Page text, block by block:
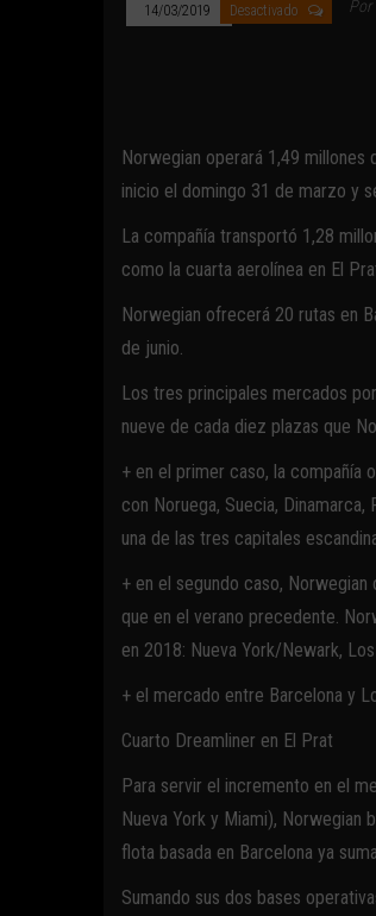
14/03/2019 Desactivado Por
Norwegian operará 1,49 millones
inicio el domingo 31 de marzo y
La compañía transportó 1,28
como la cuarta aerolínea en El
Norwegian ofrecerá 20 rutas en
de junio.
Los tres principales mercados
nueve de cada diez plazas que
+ en el primer caso, la compañía
con Noruega, Suecia,
una de las tres capitales
+ en el segundo caso,
que en el verano precedente.
en 2018: Nueva York/Newark,
+ el mercado entre Barcelona y
Cuarto Dreamliner en El Prat
Para servir el incremento en el
Nueva York y Miami), Norwegian
flota basada en Barcelona ya
Sumando sus dos bases